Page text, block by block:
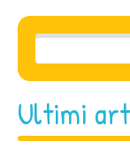
Ultimi